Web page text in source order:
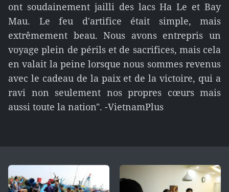
ont soudainement jailli des lacs Ha Le et Bay
Mau. Le feu d'artifice était simple, mais
extrêmement beau. Nous avons entrepris un
voyage plein de périls et de sacrifices, mais cela
en valait la peine lorsque nous sommes revenus
avec le cadeau de la paix et de la victoire, qui a
ravi non seulement nos propres cœurs mais
aussi toute la nation". -VietnamPlus